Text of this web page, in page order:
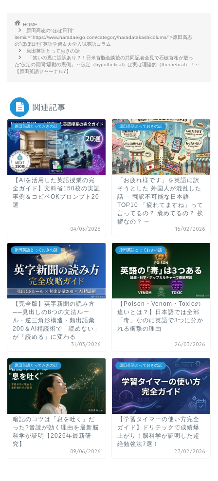
HOME
原田高志の"ほぼ日刊"
itemid="https://www.haradaeigo.com/category/haradatakashicolumn/">原田高志
の"ほぼ日刊"英語学習＆大学入試英語コラム
原田英語とっておきの話
「笑いの裏に誤訳あり？！日米首脳会談後の共同記者会見で石破首相が放っ
た“仮定の質問”騒動の裏側」～仮定（hypothetical）は実は理論的（theoretical）！～
【原田英語ジャーナル7】
関連記事
原田英語とっておきの話
【AIを活用した英語授業の完
全ガイド】文科省150校の実証
事例＆コピペOKプロンプト20
選
04/03/2026
原田英語とっておきの話
「お疲れ様です」を英語に訳
そうとした 外国人が混乱した
話 ─ 翻訳不可能な日本語
TOP10 「疲れてますね」って
言ってるの？ 褒めてるの？ 挨
拶なの？ ─
16/02/2026
原田英語とっておきの話
【完全版】英字新聞の読み方
──見出しの8つの文法ルー
ル・逆三角形構造・頻出語彙
200＆AI精読術で「読めない」
が「読める」に変わる
31/03/2026
原田英語とっておきの話
【Poison・Venom・Toxicの
違いとは？】日本語では全部
「毒」なのに英語で3つに分か
れる衝撃の理由
26/03/2026
原田英語とっておきの話
暗記のコツは「息を吐く」だ
った?音読が効く理由を最新脳
科学が証明【2026年最新研
究】
09/06/2026
原田英語とっておきの話
【学習タイマーの使い方完全
ガイド】ドリテックで成績爆
上がり！脳科学が証明した超
絶勉強法7選！
27/02/2026